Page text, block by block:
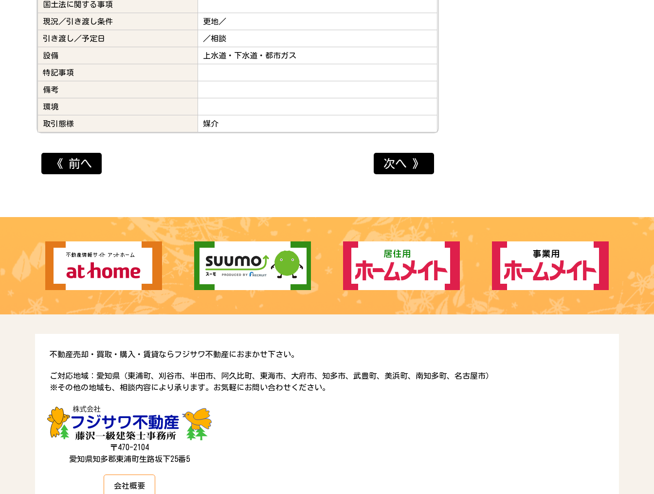
国土法に関する事項
現況／引き渡し条件 更地／
引き渡し／予定日 ／相談
設備 上水道・下水道・都市ガス
特記事項
備考
環境
取引態様 媒介
《 前へ 次へ 》
不動産売却・買取・購入・賃貸ならフジサワ不動産におまかせ下さい。
ご対応地域：愛知県（東浦町、刈谷市、半田市、阿久比町、東海市、大府市、知多市、武豊町、美浜町、南知多町、名古屋市）
※その他の地域も、相談内容により承ります。お気軽にお問い合わせください。
〒470-2104
愛知県知多郡東浦町生路坂下25番5
会社概要